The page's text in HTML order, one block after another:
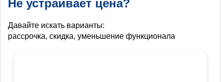
Не устраивает цена?
Давайте искать варианты:
рассрочка, скидка, уменьшение функционала